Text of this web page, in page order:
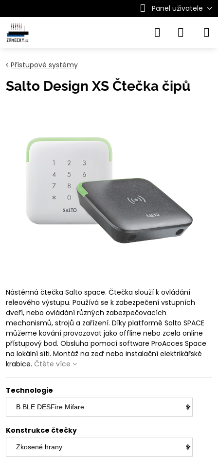
Panel uživatele
Přístupové systémy
Salto Design XS Čtečka čipů
Nástěnná čtečka Salto space. Čtečka slouží k ovládání
releového výstupu. Používá se k zabezpečení vstupních
dveří, nebo ovládání různých zabezpečovacích
mechanismů, strojů a zařízení. Díky platformě Salto SPACE
můžeme kování provozovat jako offline nebo zcela online
přístupový bod. Obsluha pomocí software ProAcces Space
na lokální síti. Montáž na zeď nebo instalační elektrikářské
krabice. Čtěte více
Technologie
Konstrukce čtečky